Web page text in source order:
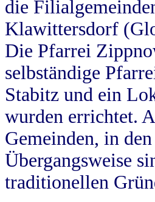
die
Klawittersdorf
Die Pfarrei
selbständige
Stabitz und ein
wurden errichtet.
Gemeinden, in
Übergangsweise
traditionellen